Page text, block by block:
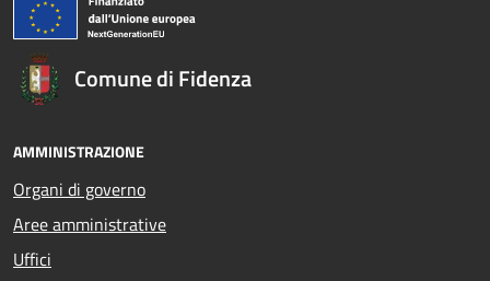
Comune di Fidenza
AMMINISTRAZIONE
Organi di governo
Aree amministrative
Uffici